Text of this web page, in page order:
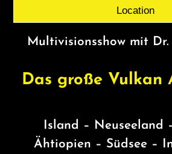
Location
Multivisionsshow mit
Das große Vulkan
Island – Neuseeland
Ähtiopien – Südsee –